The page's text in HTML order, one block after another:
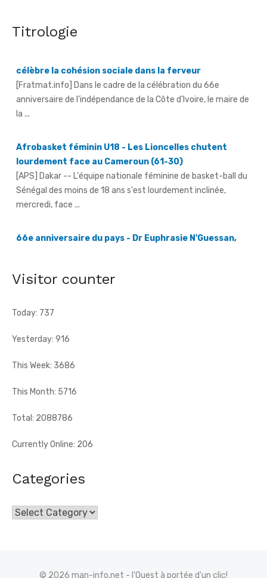
Titrologie
célèbre la cohésion sociale dans la ferveur
[Fratmat.info] Dans le cadre de la célébration du 66e
la ...
Afrobasket féminin U18 - Les Lioncelles chutent
lourdement face au Cameroun (61-30)
Sénégal des moins de 18 ans s'est lourdement inclinée,
mercredi, face ...
66e anniversaire du pays - Dr Euphrasie N'Guessan,
déléguée communale Pdci-Rda Yopougon-Centre 1,
[Fratmat.info] À 72 heures de la célébration du 66e
Visitor counter
Today: 737
Yesterday: 916
This Week: 3686
This Month: 5716
Total: 2088786
Currently Online: 206
Categories
Categories
© 2026 man-info.net - l'Ouest à portée d'un clic!